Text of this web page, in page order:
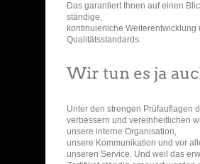
Das garantiert Ihnen auf einen
ständige,
kontinuierliche Weiterentwicklung
Qualitätsstandards.
Unter den strengen Prüfauflagen
verbessern und vereinheitlichen
unsere interne Organisation,
unsere Kommunikation und vor
unseren Service. Und weil das